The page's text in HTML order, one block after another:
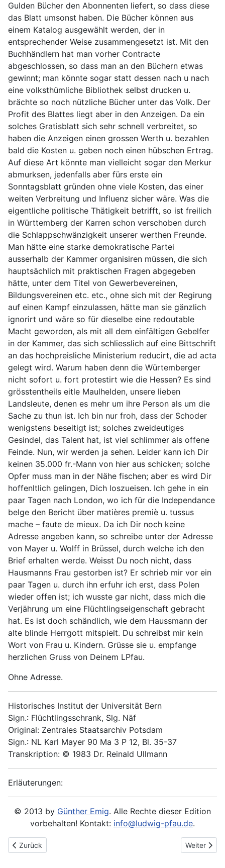
Gulden Bücher den Abonnenten liefert, so dass diese
das Blatt umsonst haben. Die Bücher können aus
einem Katalog ausgewählt werden, der in
entsprechender Weise zusammengesetzt ist. Mit den
Buchhändlern hat man vorher Contracte
abgeschlossen, so dass man an den Büchern etwas
gewinnt; man könnte sogar statt dessen nach u nach
eine volksthümliche Bibliothek selbst drucken u.
brächte so noch nützliche Bücher unter das Volk. Der
Profit des Blattes liegt aber in den Anzeigen. Da ein
solches Gratisblatt sich sehr schnell verbreitet, so
haben die Anzeigen einen grossen Werth u. bezahlen
bald die Kosten u. geben noch einen hübschen Ertrag.
Auf diese Art könnte man vielleicht sogar den Merkur
abmurksen, jedenfalls aber fürs erste ein
Sonntagsblatt gründen ohne viele Kosten, das einer
weiten Verbreitung und Influenz sicher wäre. Was die
eigentliche politische Thätigkeit betrifft, so ist freilich
in Württemberg der Karren schon verschoben durch
die Schlappschwänzigkeit unserer werthen Freunde.
Man hätte eine starke demokratische Partei
ausserhalb der Kammer organisiren müssen, die sich
hauptsächlich mit praktischen Fragen abgegeben
hätte, unter dem Titel von Gewerbevereinen,
Bildungsvereinen etc. etc., ohne sich mit der Regirung
auf einen Kampf einzulassen, hätte man sie gänzlich
ignorirt und wäre so für dieselbe eine redoutable
Macht geworden, als mit all dem einfältigen Gebelfer
in der Kammer, das sich schliesslich auf eine Bittschrift
an das hochpreisliche Ministerium reducirt, die ad acta
gelegt wird. Warum haben denn die Würtemberger
nicht sofort u. fort protestirt wie die Hessen? Es sind
grösstentheils eitle Maulhelden, unsere lieben
Landsleute, denen es mehr um ihre Person als um die
Sache zu thun ist. Ich bin nur froh, dass der Schoder
wenigstens beseitigt ist; solches zweideutiges
Gesindel, das Talent hat, ist viel schlimmer als offene
Feinde. Nun, wir werden ja sehen. Leider kann ich Dir
keinen 35.000 fr.-Mann von hier aus schicken; solche
Opfer muss man in der Nähe fischen; aber es wird Dir
hoffenltlich gelingen, Dich loszueisen. Ich gehe in ein
paar Tagen nach London, wo ich für die Independance
belge den Bericht über matières premiè u. tussus
mache – faute de mieux. Da ich Dir noch keine
Adresse angeben kann, so schreibe unter der Adresse
von Mayer u. Wolff in Brüssel, durch welche ich den
Brief erhalten werde. Weisst Du noch nicht, dass
Hausmanns Frau gestorben ist? Er schrieb mir vor ein
paar Tagen u. durch ihn erfuhr ich erst, dass Polen
wieder offen ist; ich wusste gar nicht, dass mich die
Verjährung um eine Flüchtlingseigenschaft gebracht
hat. Es ist doch schändlich, wie dem Haussmann der
alte blinde Herrgott mitspielt. Du schreibst mir kein
Wort von Frau u. Kindern. Grüsse sie u. empfange
herzlichen Gruss von Deinem LPfau.
Ohne Adresse.
Historisches Institut der Universität Bern
Sign.: Flüchtlingsschrank, Slg. Näf
Original: Zentrales Staatsarchiv Potsdam
Sign.: NL Karl Mayer 90 Ma 3 P 12, Bl. 35-37
Transkription: © 1983 Dr. Reinald Ullmann
Erläuterungen:
© 2013 by Günther Emig. Alle Rechte dieser Edition
vorbehalten! Kontakt: info@ludwig-pfau.de.
Vorheriger Beitrag: 1859-12-16 - An Karl Mayer
Zurück Nächster
Weiter